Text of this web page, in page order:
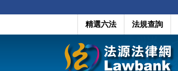
精選六法 法規查詢